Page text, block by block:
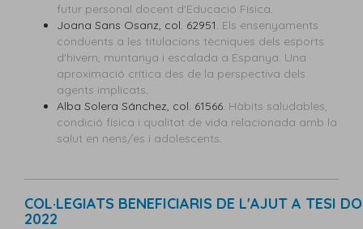
futur personal docent d'Educació Física.
Joana Sans Osanz, col. 62951. Els ensenyaments
conduents a les titulacions tècniques dels esports
d'hivern, muntanya i escalada a Espanya. Una
aproximació crítica des de la perspectiva dels
agents implicats.
Alba Solera Sánchez, col. 61566. Hàbits saludables,
condició física i qualitat de vida relacionada amb la
salut en nens/es i adolescents.
COL·LEGIATS BENEFICIARIS DE L'AJUT A TESI
2022